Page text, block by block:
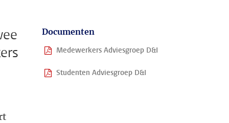
Documenten
Medewerkers Adviesgroep D&I
Studenten Adviesgroep D&I